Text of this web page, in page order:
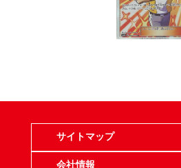
サイトマップ
会社情報